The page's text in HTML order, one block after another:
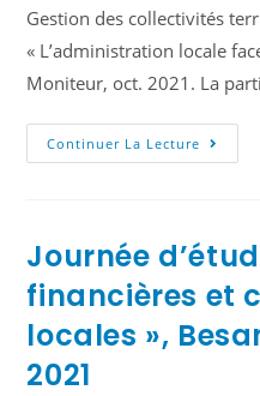
Gestion des collectivités
« L’administration locale
Moniteur, oct. 2021. La
Continuer La Lecture
Journée
financières et
locales »,
2021